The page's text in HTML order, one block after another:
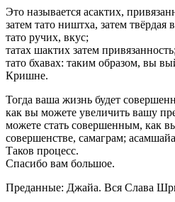
Это называется асактих,
затем тато ништха, затем твёрдая
тато ручих, вкус;
татах шактих затем привязанность;
тато бхавах: таким образом, вы
Кришне.
Тогда ваша жизнь будет
как вы можете увеличить вашу
можете стать совершенным, как
совершенстве, самаграм;
Таков процесс.
Спасибо вам большое.
Преданные: Джайа. Вся Слава